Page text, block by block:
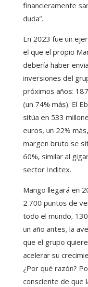
financieramente
duda”.
En 2023 fue un
el que el propio
debería haber
inversiones del
próximos años:
(un 74% más). El
sitúa en 533
euros, un 22%
margen bruto se
60%, similar al
sector Inditex.
Mango llegará en
2.700 puntos de
todo el mundo,
un año antes, la
que el grupo
acelerar su
¿Por qué razón?
consciente de que